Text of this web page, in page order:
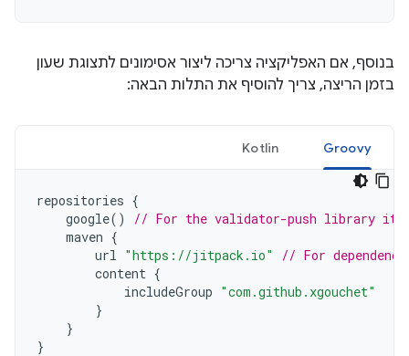
בנוסף, אם האפליקציה צריכה ליצור אסימונים לתצוגת שעון
בזמן הריצה, צריך להוסיף את התלות הבאה:
Groovy
Kotlin
repositories {
google()
// For the validator-push library
maven {
url "https://jitpack.io"
// For
content {
includeGroup "com.github.xgouchet"
}
}
}